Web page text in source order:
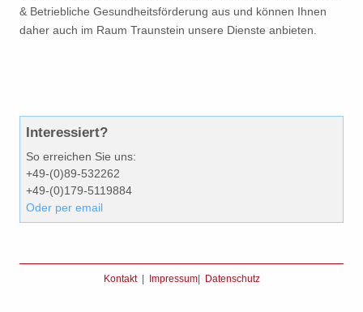
& Betriebliche Gesundheitsförderung aus und können Ihnen
daher auch im Raum Traunstein unsere Dienste anbieten.
Interessiert?
So erreichen Sie uns:
+49-(0)89-532262
+49-(0)179-5119884
Oder per email
Kontakt| Impressum| Datenschutz